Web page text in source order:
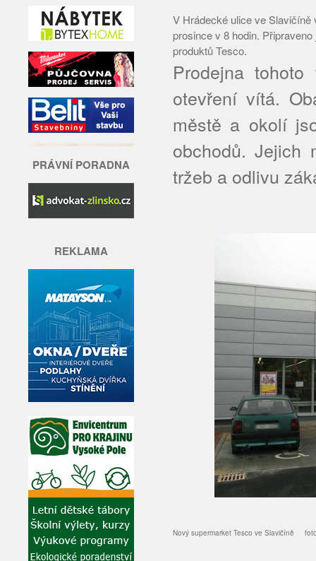
PRÁVNÍ PORADNA
REKLAMA
V Hrádecké ulice ve
prosince v 8 hodin.
produktů Tesco.
Prodejna
otevření vítá.
městě a okolí
obchodů. Jejich
tržeb a odlivu
Nový supermarket Tesco ve Slavičíně